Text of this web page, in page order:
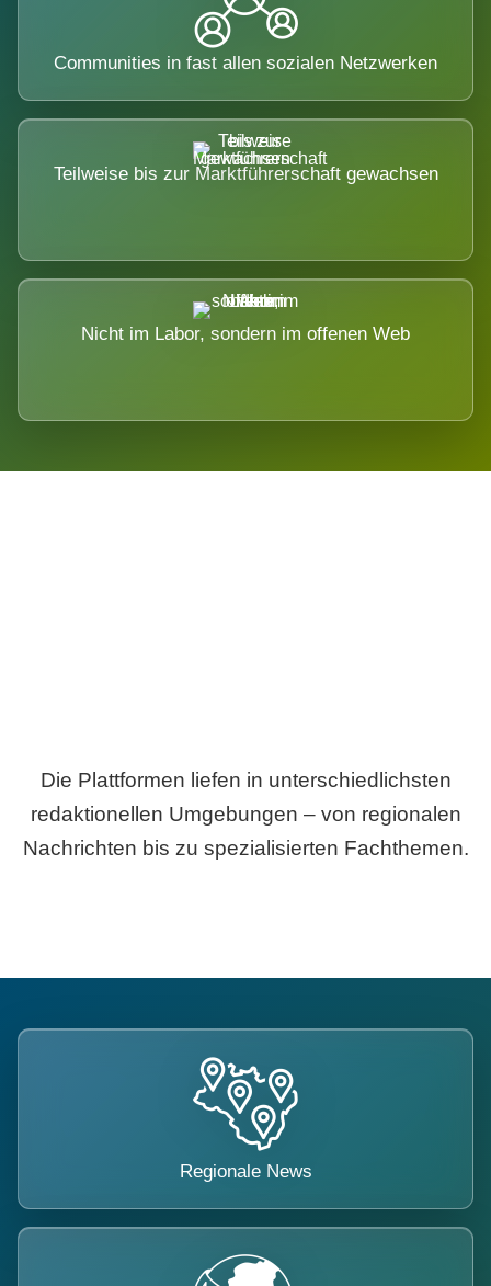
Communities in fast allen sozialen Netzwerken
Teilweise bis zur Marktführerschaft gewachsen
Nicht im Labor, sondern im offenen Web
Die Plattformen liefen in unterschiedlichsten
redaktionellen Umgebungen – von regionalen
Nachrichten bis zu spezialisierten Fachthemen.
Regionale News